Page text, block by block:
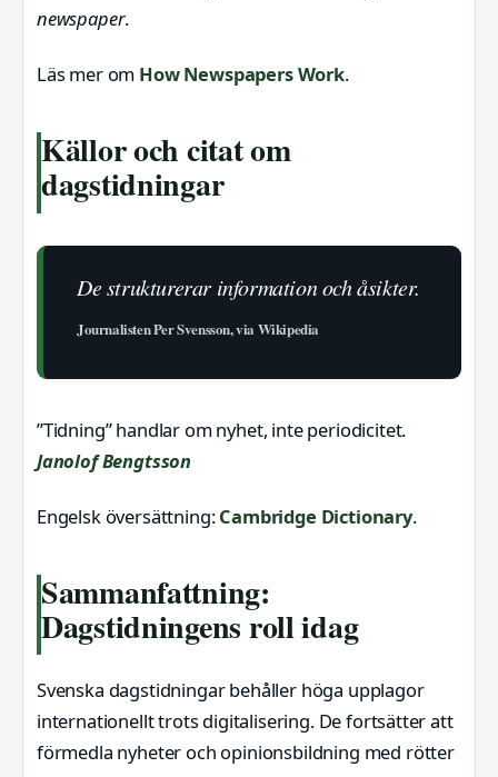
newspaper.
Läs mer om How Newspapers Work.
Källor och citat om
dagstidningar
De strukturerar information och åsikter.
Journalisten Per Svensson, via Wikipedia
”Tidning” handlar om nyhet, inte periodicitet.
Janolof Bengtsson
Engelsk översättning:Cambridge Dictionary.
Sammanfattning:
Dagstidningens roll idag
Svenska dagstidningar behåller höga upplagor
internationellt trots digitalisering. De fortsätter att
förmedla nyheter och opinionsbildning med rötter